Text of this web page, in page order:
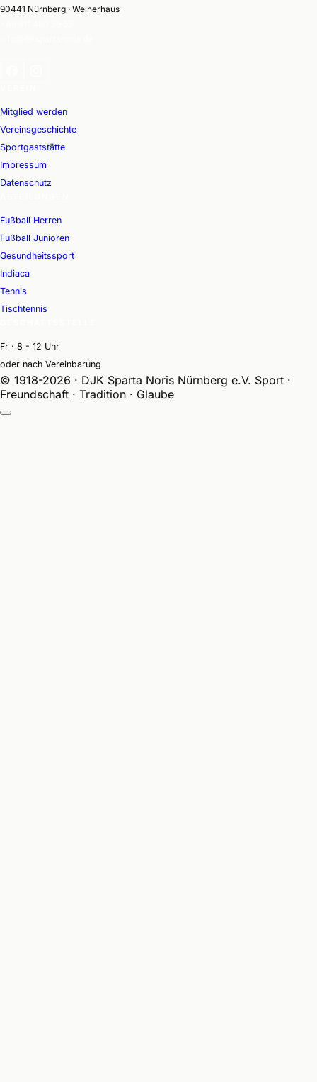
90441 Nürnberg · Weiherhaus
Mitglied werden
Vereinsgeschichte
Sportgaststätte
Impressum
Datenschutz
Fußball Herren
Fußball Junioren
Gesundheitssport
Indiaca
Tennis
Tischtennis
Fr · 8 - 12 Uhr
oder nach Vereinbarung
© 1918-2026 · DJK Sparta Noris Nürnberg e.V. Sport ·
Freundschaft · Tradition · Glaube